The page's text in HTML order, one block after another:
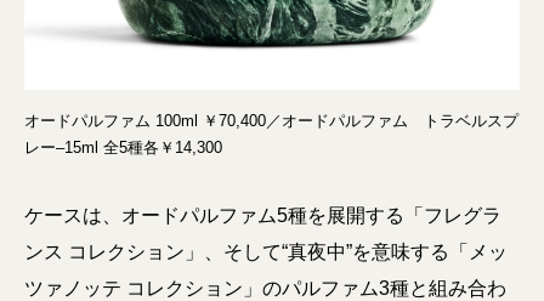
オードパルファム 100ml ￥70,400／オードパルファム トラベルスプ
レー–15ml 全5種各￥14,300
ケースは、オードパルファム5種を展開する「フレグラ
ンス コレクション」、そして“真夜中”を意味する「メッ
ツァノッテ コレクション」のパルファム3種と組み合わ